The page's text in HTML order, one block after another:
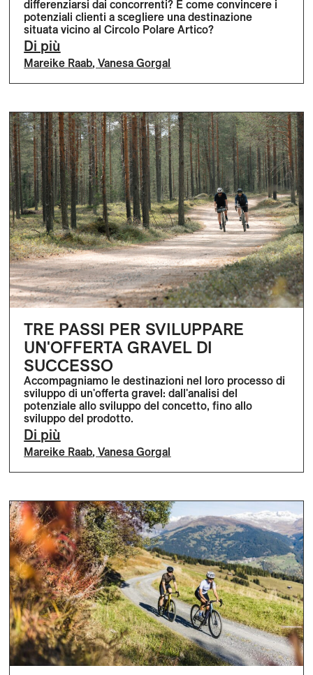
differenziarsi dai concorrenti? E come convincere i
potenziali clienti a scegliere una destinazione
situata vicino al Circolo Polare Artico?
Di più
Mareike Raab,Vanesa Gorgal
TRE PASSI PER SVILUPPARE
UN'OFFERTA GRAVEL DI
SUCCESSO
Accompagniamo le destinazioni nel loro processo di
sviluppo di un'offerta gravel: dall'analisi del
potenziale allo sviluppo del concetto, fino allo
sviluppo del prodotto.
Di più
Mareike Raab,Vanesa Gorgal